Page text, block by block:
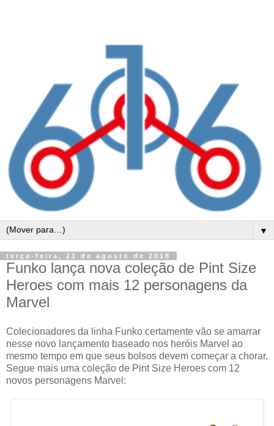
▼
terça-feira, 21 de agosto de 2018
Funko lança nova coleção de Pint Size
Heroes com mais 12 personagens da
Marvel
Colecionadores da linha Funko certamente vão se amarrar
nesse novo lançamento baseado nos heróis Marvel ao
mesmo tempo em que seus bolsos devem começar a chorar.
Segue mais uma coleção de Pint Size Heroes com 12
novos personagens Marvel: